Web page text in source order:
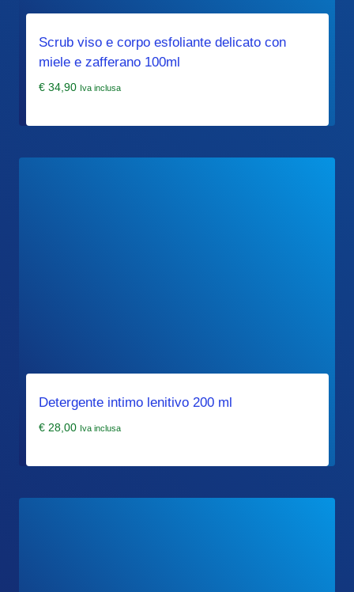
Scrub viso e corpo esfoliante delicato con
miele e zafferano 100ml
€34,90 Iva inclusa
Detergente intimo lenitivo 200 ml
€28,00 Iva inclusa